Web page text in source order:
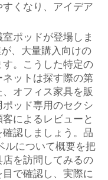
くなり、アイデア
ポッドが登場しま
、大量購入向けの
。こうした特定の
ットは探す際の第
オフィス家具を販
ッド専用のセクシ
によるレビューと
認しましょう。品
ルについて概要を把
を訪問してみるの
で確認し、実際に